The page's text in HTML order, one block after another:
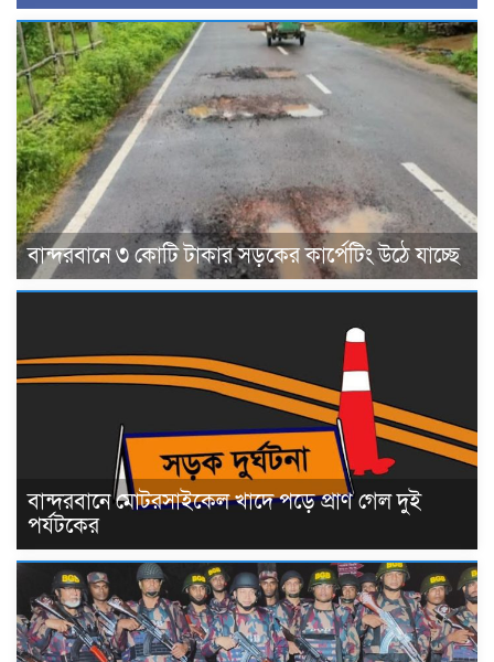
বান্দরবানে ৩ কোটি টাকার সড়কের কার্পেটিং উঠে যাচ্ছে
বান্দরবানে মোটরসাইকেল খাদে পড়ে প্রাণ গেল দুই
পর্যটকের